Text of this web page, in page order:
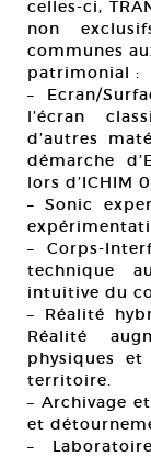
celles-ci,
non
communes
patrimonial :
– Ecran/
l’écran
d’autres
démarche
lors d’ICHIM
– Sonic
– Corps-
technique
intuitive du
– Réalité
Réalité
physiques et
territoire.
– Archivage
et
–